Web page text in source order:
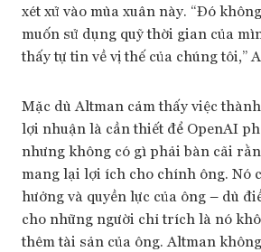
xét xử vào mùa xuân này. “Đó
muốn sử dụng quỹ thời gian của
thấy tự tin về vị thế của chúng tôi,”
Mặc dù Altman cảm thấy việc
lợi nhuận là cần thiết để OpenAI
nhưng không có gì phải bàn cãi
mang lại lợi ích cho chính ông. Nó
hưởng và quyền lực của ông – dù
cho những người chỉ trích là nó
thêm tài sản của ông. Altman